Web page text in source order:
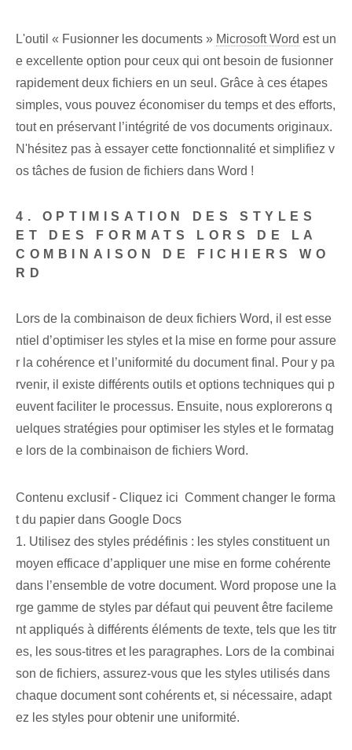
L'outil « Fusionner les documents » Microsoft Word ‌est un
e excellente option pour ceux qui ont besoin de fusionner
rapidement deux fichiers en un seul. Grâce à ces étapes
simples, vous pouvez économiser du temps et des efforts,
tout en préservant l’intégrité de vos documents originaux.
N'hésitez pas à essayer cette fonctionnalité et simplifiez v
os tâches de fusion de fichiers dans Word !
4. OPTIMISATION DES STYLES
ET DES FORMATS LORS DE LA
COMBINAISON DE FICHIERS WO
RD
Lors de la combinaison de deux fichiers Word, il est esse
ntiel d’optimiser les styles et la mise en forme pour assure
r la cohérence et l’uniformité du document final. Pour y pa
rvenir, il existe différents outils et options techniques qui p
euvent faciliter le processus. ⁣Ensuite, nous explorerons q
uelques stratégies⁤ pour optimiser⁢ les styles et le formatag
e lors de la combinaison de fichiers Word.
Contenu exclusif - Cliquez ici Comment changer le forma
t du papier dans Google Docs
1. Utilisez des styles prédéfinis : les styles constituent un
moyen efficace d’appliquer une mise en forme cohérente
dans l’ensemble de votre document. ⁣Word propose une la
rge gamme de ⁣styles par défaut qui peuvent‌ être facileme
nt appliqués à différents éléments de texte, tels que les titr
es, les sous-titres et les paragraphes.⁢ Lors de la combinai
son de fichiers, assurez-vous que les styles utilisés dans
chaque document sont ⁤cohérents‍ et, si nécessaire, adapt
ez les styles pour obtenir une uniformité.